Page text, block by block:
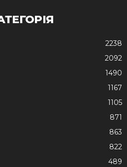
2238
2092
1490
1167
1105
871
863
822
489